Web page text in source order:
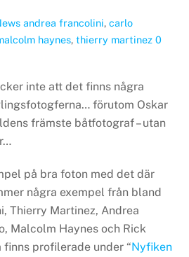
andrea francolini, carlo
haynes,thierry martinez 0
inte att det finns några
förutom Oskar
främste båtfotograf – utan
på bra foton med det där
några exempel från bland
Thierry Martinez, Andrea
Malcolm Haynes och Rick
finns profilerade under “Nyfiken